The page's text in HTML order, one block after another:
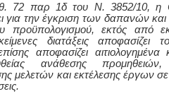
72 παρ 1δ του Ν. 3852/10, η
για την έγκριση των δαπανών και
προϋπολογισμού, εκτός από
διατάξεις αποφασίζει
αποφασίζει αιτιολογημένα
ανάθεσης
μελετών και εκτέλεσης έργων σε